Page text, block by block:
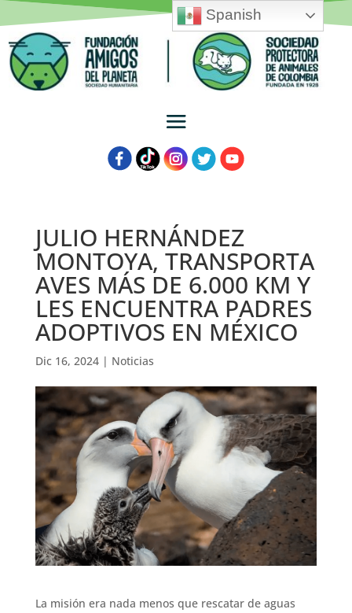
JULIO HERNÁNDEZ
MONTOYA, TRANSPORTA
AVES MÁS DE 6.000 KM Y
LES ENCUENTRA PADRES
ADOPTIVOS EN MÉXICO
Dic 16, 2024| Noticias
La misión era nada menos que rescatar de aguas
Spanish